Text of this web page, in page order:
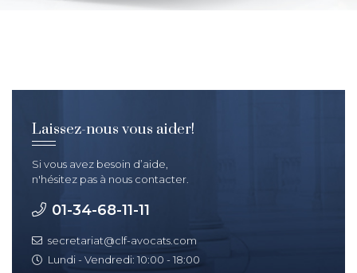
Laissez-nous vous aider!
Si vous avez besoin d’aide,
n'hésitez pas à nous contacter.
01-34-68-11-11
secretariat@clf-avocats.com
Lundi - Vendredi: 10:00 - 18:00